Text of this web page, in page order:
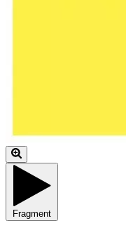
Fragment